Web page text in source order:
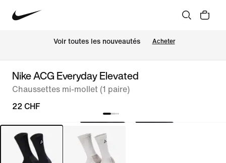
Voir toutes les nouveautés Acheter
Nike ACG Everyday Elevated
Chaussettes mi-mollet (1 paire)
22 CHF